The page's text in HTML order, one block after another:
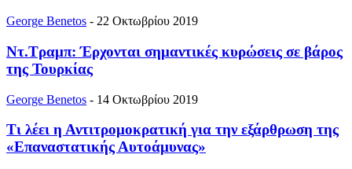
George Benetos - 22 Οκτωβρίου 2019
Ντ.Τραμπ: Έρχονται σημαντικές κυρώσεις σε βάρος
της Τουρκίας
George Benetos - 14 Οκτωβρίου 2019
Τι λέει η Αντιτρομοκρατική για την εξάρθρωση της
«Επαναστατικής Αυτοάμυνας»